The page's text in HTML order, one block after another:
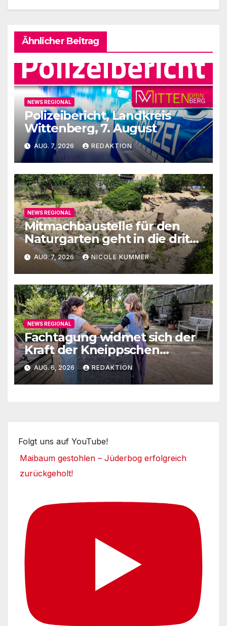
Ähnlicher Beitrag
NEWS REGIONAL
Polizeibericht, Landkreis
Wittenberg, 7. August
AUG. 7, 2026 REDAKTION
NEWS REGIONAL
Mitmachbaustelle für den
Naturgarten geht in die dritte
Runde
AUG. 7, 2026 NICOLE KUMMER
NEWS REGIONAL
Fachtagung widmet sich der
Kraft der Kneippschen
Elemente
AUG. 6, 2026 REDAKTION
Folgt uns auf YouTube!
Maibaum gestohlen – Jüderbog erfolgreich
zurückgeholt!